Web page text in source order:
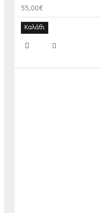
55,00€
Καλάθι